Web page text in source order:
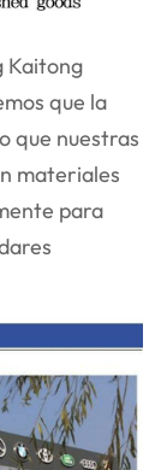
Kaitong
que la
que nuestras
materiales
para